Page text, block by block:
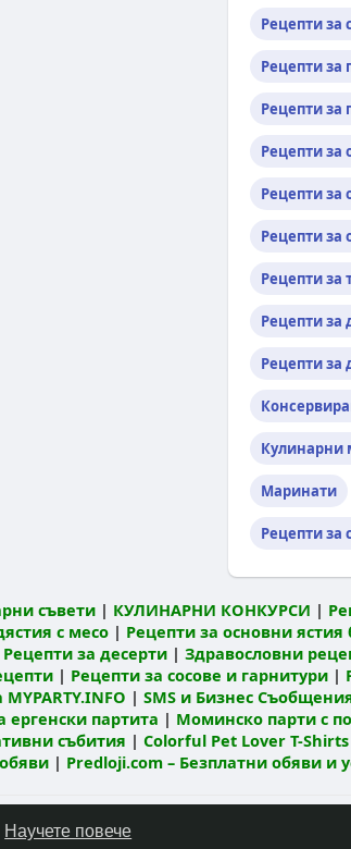
Научете повече
Рецепти за
Рецепти за
Рецепти за
Рецепти за
Рецепти за
Рецепти за
Рецепти за
Рецепти за
Рецепти за
Кулинарни
Маринати
Рецепти за
съвети| КУЛИНАРНИ КОНКУРСИ |
с месо| Рецепти за основни ястия
Рецепти за десерти| Здравословни
| Рецепти за сосове и гарнитури|
| SMS и Бизнес
партита | Моминско парти с
събития | Colorful Pet Lover T-
| Predloji.com – Безплатни обяви и
Условия за ползване